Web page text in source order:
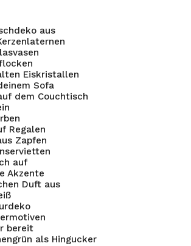
aus
Eiskristallen
Sofa
dem Couchtisch
Regalen
Zapfen
auf
Akzente
Duft aus
bereit
als Hingucker